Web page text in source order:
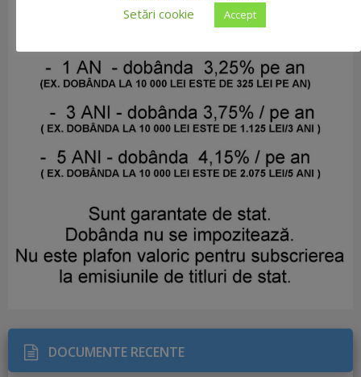
DOCUMENTE RECENTE
Setări cookie
Accept